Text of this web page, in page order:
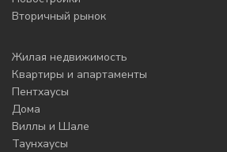
Вторичный рынок
Жилая недвижимость
Квартиры и апартаменты
Пентхаусы
Дома
Виллы и Шале
Таунхаусы